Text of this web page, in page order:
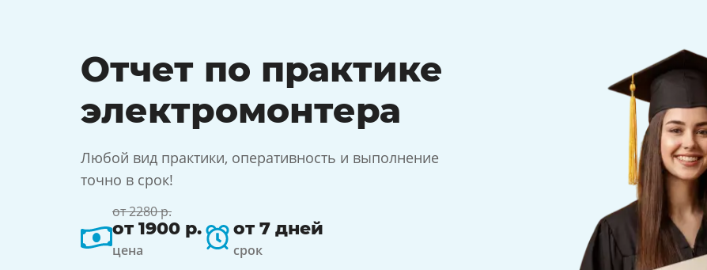
Отчет по практике
электромонтера
Любой вид практики, оперативность и выполнение
точно в срок!
от 2280 р.
от 1900 р.
цена
от 7 дней
срок